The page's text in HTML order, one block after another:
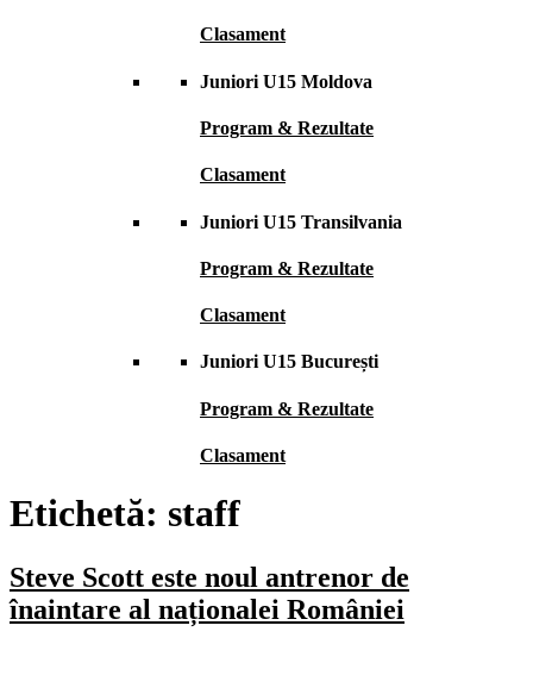
Clasament
Juniori U15 Moldova
Program & Rezultate
Clasament
Juniori U15 Transilvania
Program & Rezultate
Clasament
Juniori U15 București
Program & Rezultate
Clasament
Etichetă: staff
Steve Scott este noul antrenor de
înaintare al naționalei României